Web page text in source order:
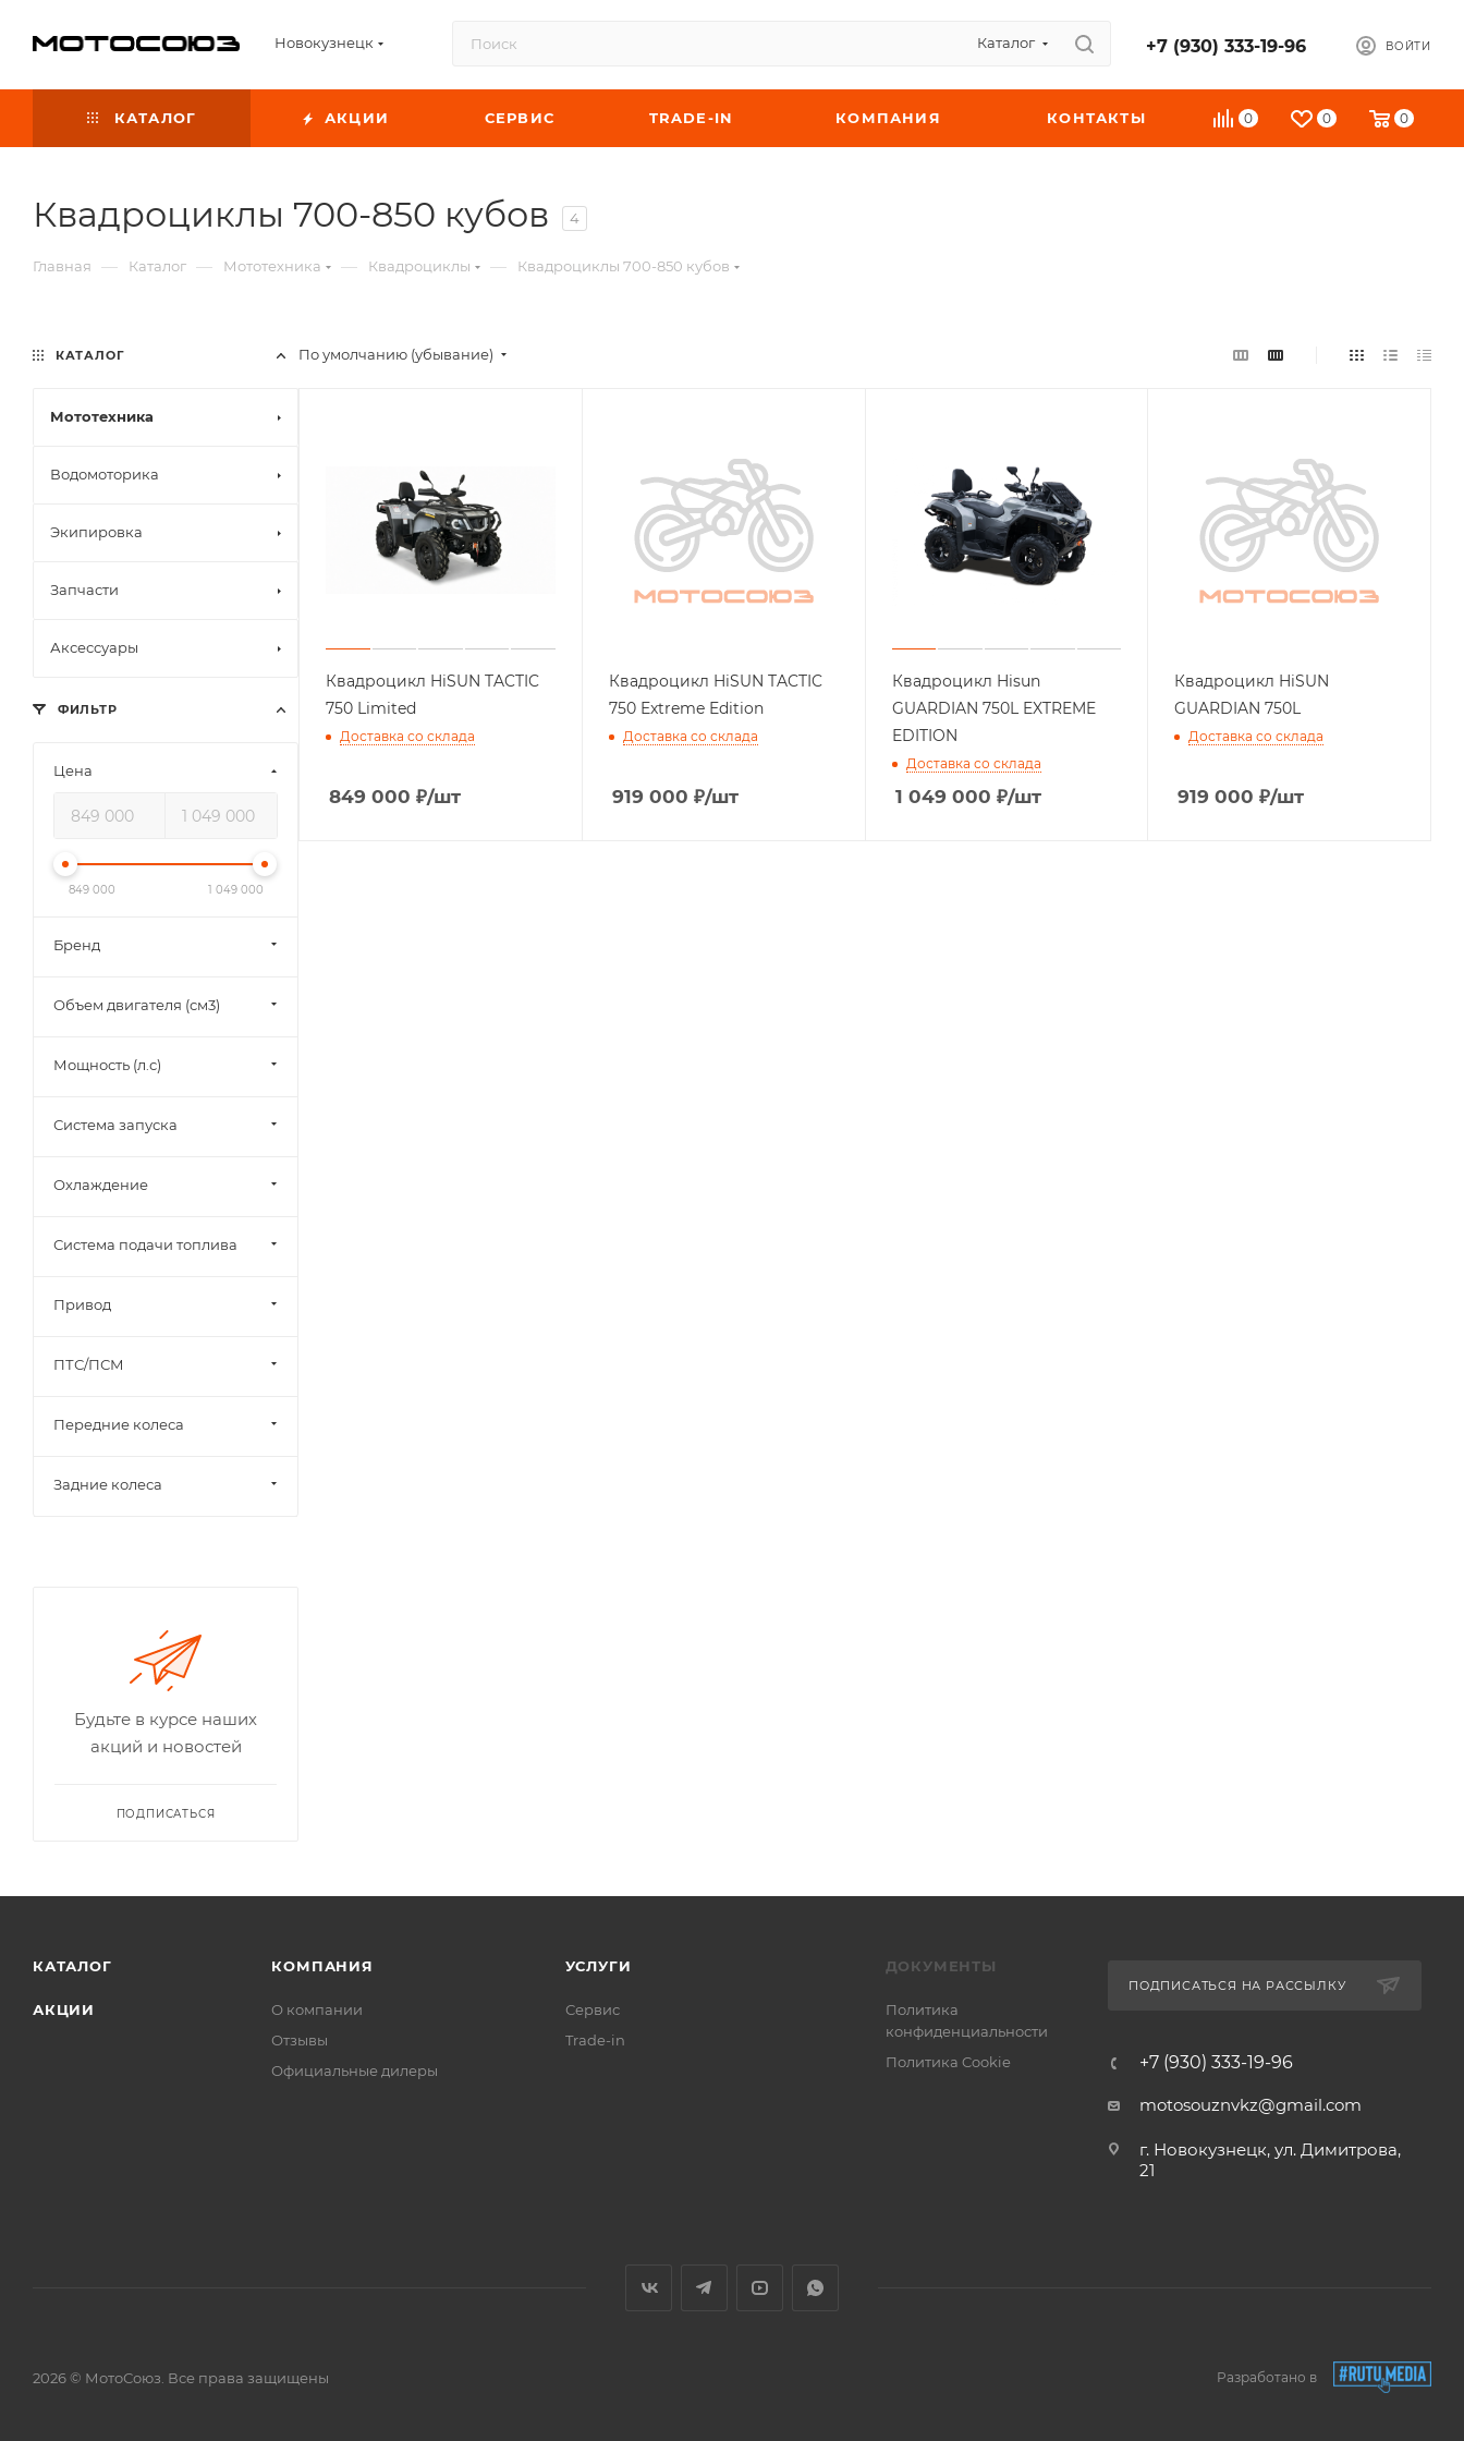
Новокузнецк Каталог +7 (930) 333-19-96 ВОЙТИ
0 0 0
КАТАЛОГ АКЦИИ СЕРВИС TRADE-IN КОМПАНИЯ КОНТАКТЫ
Квадроциклы 700-850 кубов 4
Главная — Каталог — Мототехника — Квадроциклы — Квадроциклы 700-850 кубов
По умолчанию (убывание)
Квадроцикл HiSUN TACTIC
750 Limited
Доставка со склада
849 000 ₽/шт
Квадроцикл HiSUN TACTIC
750 Extreme Edition
Доставка со склада
919 000 ₽/шт
Квадроцикл Hisun
GUARDIAN 750L EXTREME
EDITION
Доставка со склада
1 049 000 ₽/шт
Квадроцикл HiSUN
GUARDIAN 750L
Доставка со склада
919 000 ₽/шт
КАТАЛОГ
Мототехника
Водомоторика
Экипировка
Запчасти
Аксессуары
ФИЛЬТР
Цена
849 000 1 049 000
Бренд
Объем двигателя (см3)
Мощность (л.с)
Система запуска
Охлаждение
Система подачи топлива
Привод
ПТС/ПСМ
Передние колеса
Задние колеса
Будьте в курсе наших
акций и новостей
ПОДПИСАТЬСЯ
КАТАЛОГ
АКЦИИ
КОМПАНИЯ
О компании
Отзывы
Официальные дилеры
УСЛУГИ
Сервис
Trade-in
ДОКУМЕНТЫ
Политика
конфиденциальности
Политика Cookie
ПОДПИСАТЬСЯ НА РАССЫЛКУ
+7 (930) 333-19-96
motosouznvkz@gmail.com
г. Новокузнецк, ул. Димитрова,
21
2026 © МотоСоюз. Все права защищены Разработано в